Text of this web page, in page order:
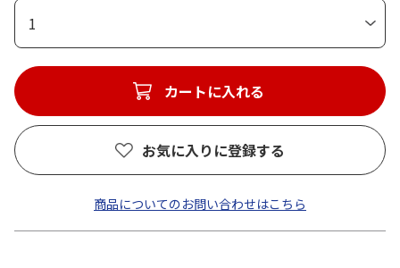
1
カートに入れる
お気に入りに登録する
商品についてのお問い合わせはこちら